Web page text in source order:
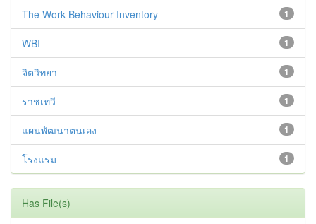
1
The Work Behaviour Inventory
1
WBI
1
จิตวิทยา
1
ราชเทวี
1
แผนพัฒนาตนเอง
1
โรงแรม
Has File(s)